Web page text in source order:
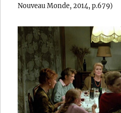
Nouveau Monde, 2014, p.679)